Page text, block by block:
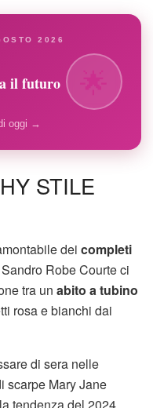
2026
il futuro
oggi →
STILE
dei completi
Robe Courte ci
tra un abito a tubino
rosa e bianchi dai
di sera nelle
scarpe Mary Jane
tendenza del 2024.